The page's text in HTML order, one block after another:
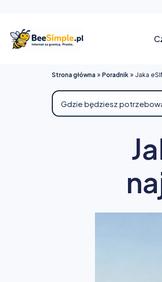
Strona główna » Poradnik » Jaka